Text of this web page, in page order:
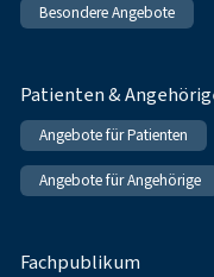
Besondere Angebote
Patienten &
Angebote für Patienten
Angebote für Angehörige
Fachpublikum